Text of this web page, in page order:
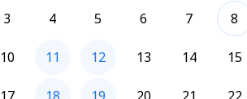
3 4 5 6 7 8
10 11 12 13 14 15